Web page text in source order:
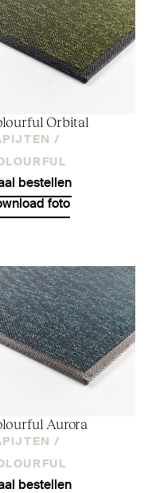
Orbital
/
bestellen
foto
Aurora
/
bestellen